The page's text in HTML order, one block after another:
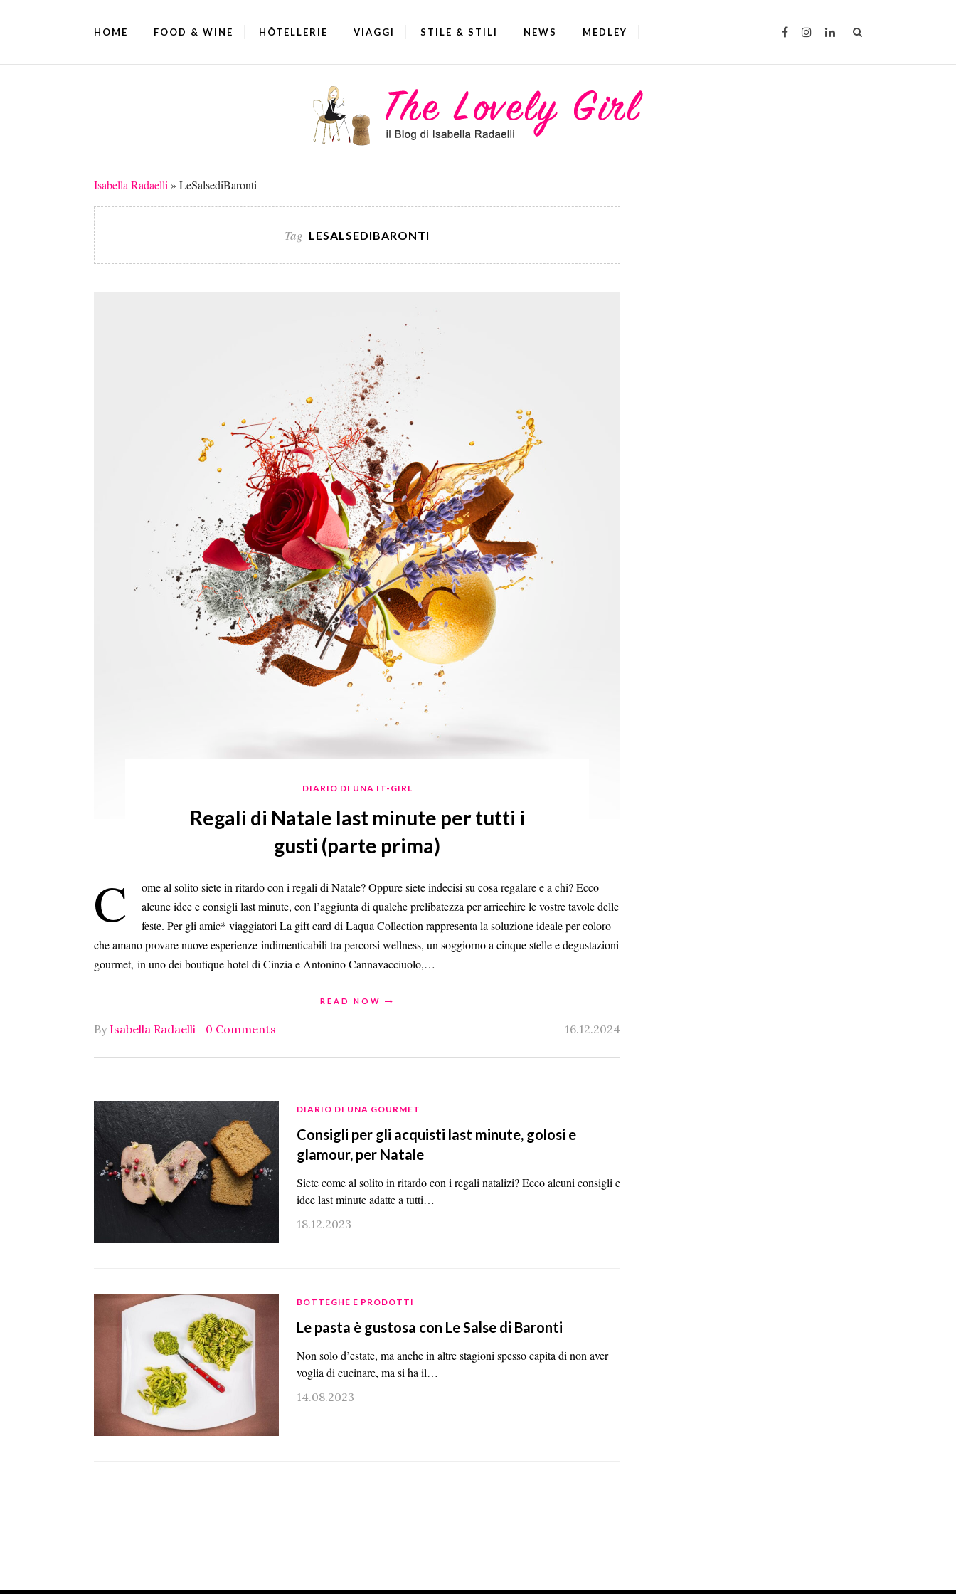
HOME FOOD & WINE HÔTELLERIE VIAGGI STILE & STILI NEWS MEDLEY
Isabella Radaelli » LeSalsediBaronti
Tag LESALSEDIBARONTI
DIARIO DI UNA IT-GIRL
Regali di Natale last minute per tutti i
gusti (parte prima)
C
ome al solito siete in ritardo con i regali di Natale? Oppure siete indecisi su cosa regalare e a chi? Ecco
alcune idee e consigli last minute, con l’aggiunta di qualche prelibatezza per arricchire le vostre tavole delle
feste. Per gli amic* viaggiatori La gift card di Laqua Collection rappresenta la soluzione ideale per coloro
che amano provare nuove esperienze indimenticabili tra percorsi wellness, un soggiorno a cinque stelle e degustazioni
gourmet, in uno dei boutique hotel di Cinzia e Antonino Cannavacciuolo,…
READ NOW
By Isabella Radaelli 0 Comments 16.12.2024
DIARIO DI UNA GOURMET
Consigli per gli acquisti last minute, golosi e
glamour, per Natale
Siete come al solito in ritardo con i regali natalizi? Ecco alcuni consigli e
idee last minute adatte a tutti…
18.12.2023
BOTTEGHE E PRODOTTI
Le pasta è gustosa con Le Salse di Baronti
Non solo d’estate, ma anche in altre stagioni spesso capita di non aver
voglia di cucinare, ma si ha il…
14.08.2023